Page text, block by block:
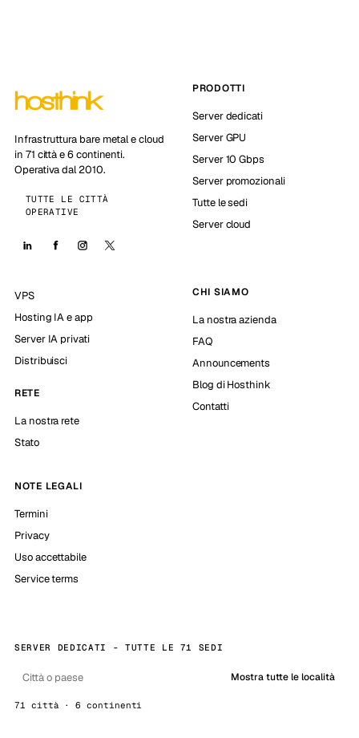
Infrastruttura bare metal e cloud
in 71 città e 6 continenti.
Operativa dal 2010.
TUTTE LE CITTÀ
OPERATIVE
PRODOTTI
Server dedicati
Server GPU
Server 10 Gbps
Server promozionali
Tutte le sedi
Server cloud
VPS
Hosting IA e app
Server IA privati
Distribuisci
RETE
La nostra rete
Stato
CHI SIAMO
La nostra azienda
FAQ
Announcements
Blog di Hosthink
Contatti
NOTE LEGALI
Termini
Privacy
Uso accettabile
Service terms
SERVER DEDICATI - TUTTE LE 71 SEDI
Mostra tutte le località
71 città · 6 continenti